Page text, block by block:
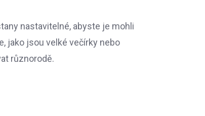
nastavitelné, abyste je mohli
jako jsou velké večírky nebo
různorodě.